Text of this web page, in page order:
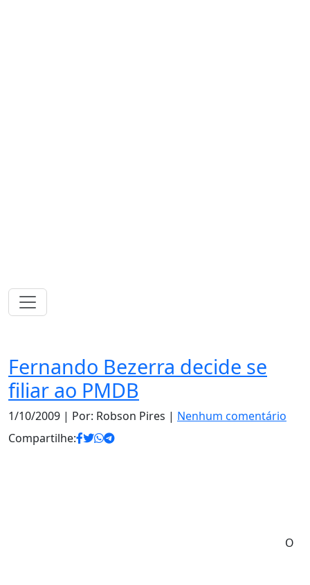
Fernando Bezerra decide se
filiar ao PMDB
1/10/2009 | Por: Robson Pires | Nenhum comentário
Compartilhe:
O